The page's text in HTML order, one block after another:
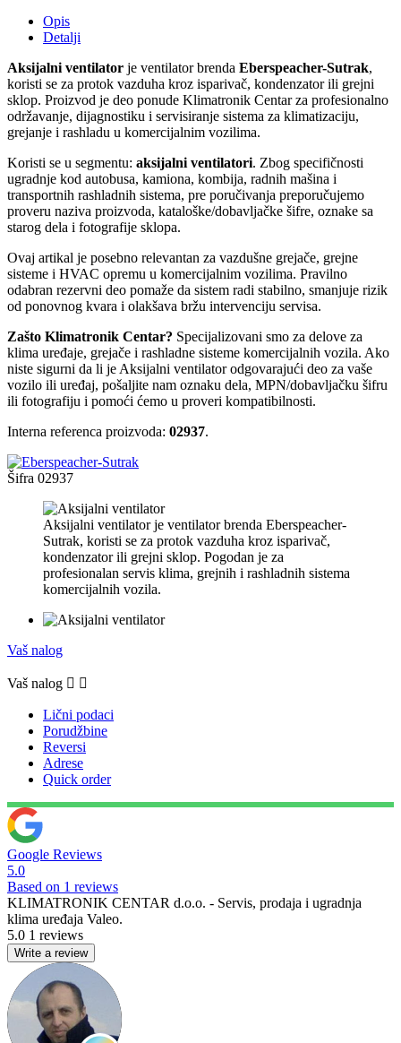
Opis
Detalji
Aksijalni ventilator je ventilator brenda Eberspeacher-Sutrak,
koristi se za protok vazduha kroz isparivač, kondenzator ili grejni
sklop. Proizvod je deo ponude Klimatronik Centar za profesionalno
održavanje, dijagnostiku i servisiranje sistema za klimatizaciju,
grejanje i rashladu u komercijalnim vozilima.
Koristi se u segmentu: aksijalni ventilatori. Zbog specifičnosti
ugradnje kod autobusa, kamiona, kombija, radnih mašina i
transportnih rashladnih sistema, pre poručivanja preporučujemo
proveru naziva proizvoda, kataloške/dobavljačke šifre, oznake sa
starog dela i fotografije sklopa.
Ovaj artikal je posebno relevantan za vazdušne grejače, grejne
sisteme i HVAC opremu u komercijalnim vozilima. Pravilno
odabran rezervni deo pomaže da sistem radi stabilno, smanjuje rizik
od ponovnog kvara i olakšava bržu intervenciju servisa.
Zašto Klimatronik Centar? Specijalizovani smo za delove za
klima uređaje, grejače i rashladne sisteme komercijalnih vozila. Ako
niste sigurni da li je Aksijalni ventilator odgovarajući deo za vaše
vozilo ili uređaj, pošaljite nam oznaku dela, MPN/dobavljačku šifru
ili fotografiju i pomoći ćemo u proveri kompatibilnosti.
Interna referenca proizvoda: 02937.
Šifra 02937
Aksijalni ventilator je ventilator brenda Eberspeacher-
Sutrak, koristi se za protok vazduha kroz isparivač,
kondenzator ili grejni sklop. Pogodan je za
profesionalan servis klima, grejnih i rashladnih sistema
komercijalnih vozila.
Vaš nalog
Vaš nalog  
Lični podaci
Porudžbine
Reversi
Adrese
Quick order
Google Reviews
5.0
Based on 1 reviews
KLIMATRONIK CENTAR d.o.o. - Servis, prodaja i ugradnja
klima uređaja Valeo.
5.0 1 reviews
Write a review